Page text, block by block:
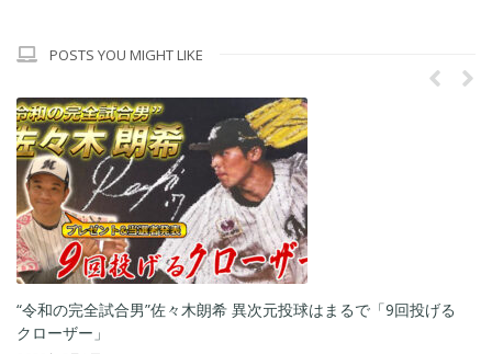
POSTS YOU MIGHT LIKE
完全試合男”佐々木朗希 異次元投球はまるで「9回投げる
ー」
前田のパ